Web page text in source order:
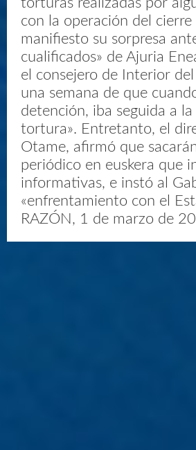
con la operación del cierre
manifiesto su sorpresa
cualificados» de Ajuria
el consejero de Interior
una semana de que
detención, iba seguida a
tortura». Entretanto, el
Otame, afirmó que
periódico en euskera que
informativas, e instó al
«enfrentamiento con el
RAZÓN, 1 de marzo de